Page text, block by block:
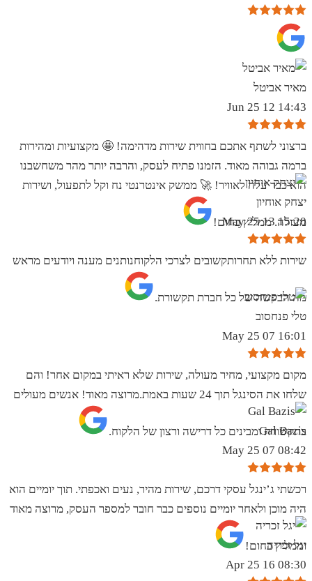
מאיר אביטל
14:43 12 Jun 25
ברצוני לשתף אתכם בחווית שירות מדהימה! 🤩 מקצועיות ומהירות
ברמה גבוהה מאוד. הזמנו פתיח לעסק, והרבה יותר מהר משחשבנו
הוא כבר עלה לאוויר! 🚀 ממשק אינטרנטי נח וקל לתפעול, ושירות
מעולה. ממליץ בחום!
יצחק אוחיון
15:20 13 May 25
שירות ללא תחרותקשובים לצרכי הלקוחנותנים מענה ויודעים מראש
מה הבקשה של כל חברת תקשורת.
טלי פנחסוב
16:01 07 May 25
מקום מקצועי, מחיר מעולה, שירות שלא ראיתי במקום אחר! והם
שלחו את הסינגל תוך 24 שעות באמת.מרוצה מאוד! אנשים מעולים
בתקשורת ומבינים כל דרישה ורצון של הלקוח.
Gal Bazis
08:42 07 May 25
רכשתי ג’ינגל עסקי דרכם, שירות מהיר, נעים ואכפתי. תוך יומיים הוא
היה מוכן ולאחר יומיים נוספים כבר חובר למספר העסק, מרוצה מאוד
וממליץ בחום!
יגל זכריה
08:30 16 Apr 25